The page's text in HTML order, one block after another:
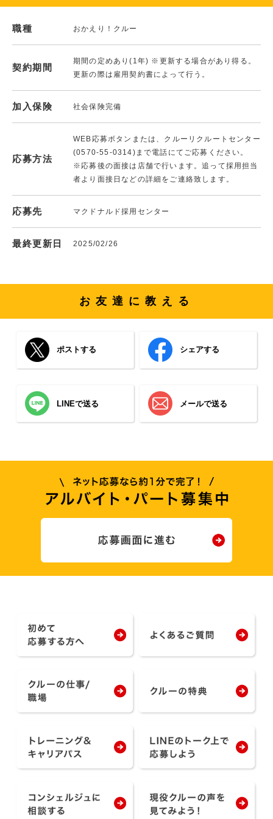
職種 おかえり！クルー
契約期間
期間の定めあり(1年) ※更新する場合があり得る。
更新の際は雇用契約書によって行う。
加入保険 社会保険完備
応募方法
WEB応募ボタンまたは、クルーリクルートセンター
(0570-55-0314)まで電話にてご応募ください。
※応募後の面接は店舗で行います。追って採用担当
者より面接日などの詳細をご連絡致します。
応募先 マクドナルド採用センター
最終更新日 2025/02/26
お友達に教える
ポストする シェアする
LINEで送る メールで送る